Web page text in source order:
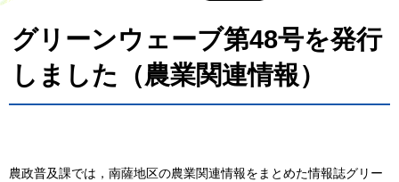
グリーンウェーブ第48号を発行
しました（農業関連情報）
農政普及課では，南薩地区の農業関連情報をまとめた情報誌グリー